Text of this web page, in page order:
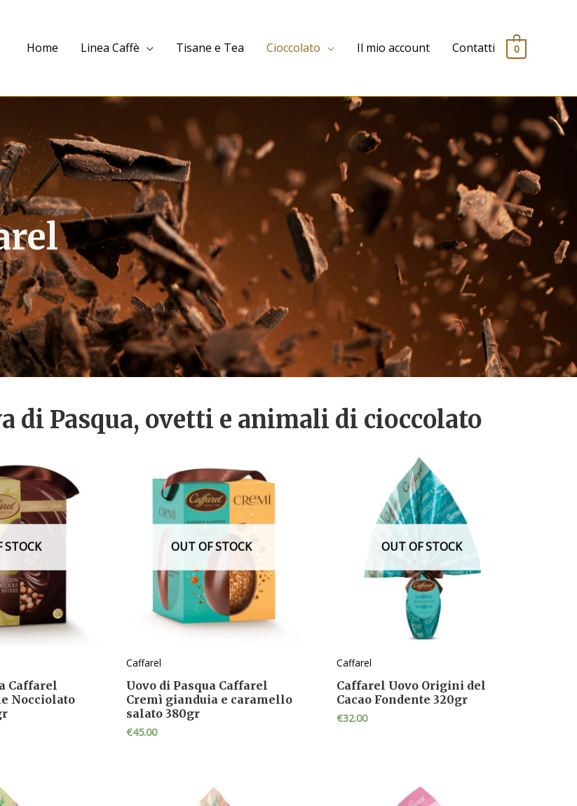
Home Linea Caffè Tisane e Tea Cioccolato Il mio account Contatti 0
di Pasqua, ovetti e animali di cioccolato
STOCK
Caffarel
Nocciolato
OUT OF STOCK
Caffarel
Uovo di Pasqua Caffarel
Cremì gianduia e caramello
salato 380gr
€45.00
OUT OF STOCK
Caffarel
Caffarel Uovo Origini del
Cacao Fondente 320gr
€32.00